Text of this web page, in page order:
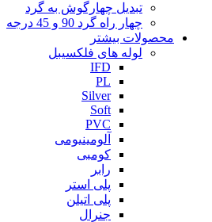
تبدیل چهارگوش به گرد
چهار راه گرد 90 و 45 درجه
محصولات بیشتر
لوله های فلکسیبل
IFD
PL
Silver
Soft
PVC
آلومینیومی
کومبی
رابر
پلی استر
پلی اتیلن
جنرال